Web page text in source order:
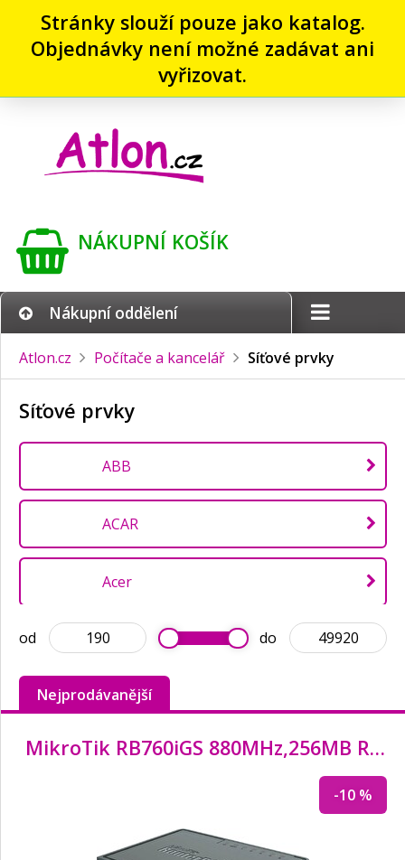
Stránky slouží pouze jako katalog.
Objednávky není možné zadávat ani
vyřizovat.
NÁKUPNÍ KOŠÍK
Nákupní oddělení
Atlon.cz Počítače a kancelář Síťové prvky
Síťové prvky
ABB
ACAR
Acer
Akasa
Allied Telesis
ASUS
od do
Nejprodávanější
MikroTik RB760iGS 880MHz,256MB RAM, 5x LAN, ROS L4
-10 %